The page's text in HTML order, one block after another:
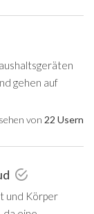
gehen auf
von 22 Usern
und Körper